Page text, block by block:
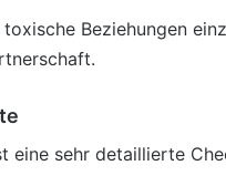
Beziehungen
eine sehr detaillierte